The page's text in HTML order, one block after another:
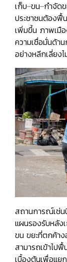
เก็บ–ขน–กำจัด
ประชาชนต้องฟื้
เพิ่มขึ้น ภาพเมื
ความเชื่อมั่นด้า
อย่างหลีกเลี่ยงไ
สถานการณ์เช่น
แผนรองรับหลัง
ขน ขยะที่ตกค้า
สามารถเข้าไป
เบื้องต้นเพื่อแยก